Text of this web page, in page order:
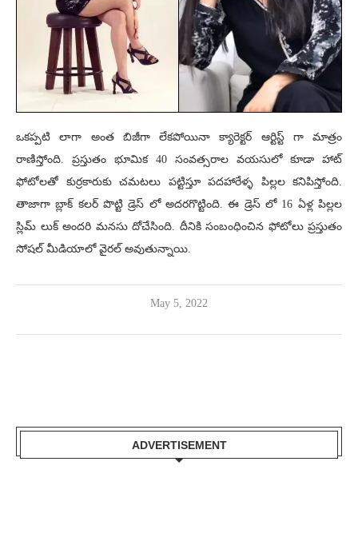
ఒకప్పటి లాగా అంత బిజీగా లేకపోయినా క్యారెక్టర్ ఆర్టిస్ట్ గా మాత్రం
రాణిస్తోంది. ప్రస్తుతం భూమిక 40 సంవత్సరాల వయసులో కూడా హాట్
ఫోటోలతో కుర్రకారుకు చమటలు పట్టిస్తూ పదహారేళ్ళ పిల్లల కనిపిస్తోంది.
తాజాగా బ్లాక్ కలర్ పొట్టి డ్రెస్ లో అదరగొట్టింది. ఈ డ్రెస్ లో 16 ఏళ్ల పిల్లల
స్లిమ్ లుక్ అందరి మనసు దోచేసింది. దీనికి సంబంధించిన ఫోటోలు ప్రస్తుతం
సోషల్ మీడియాలో వైరల్ అవుతున్నాయి.
May 5, 2022
ADVERTISEMENT